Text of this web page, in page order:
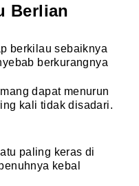
Berlian
berkilau sebaiknya
berkurangnya
dapat menurun
kali tidak disadari.
paling keras di
kebal